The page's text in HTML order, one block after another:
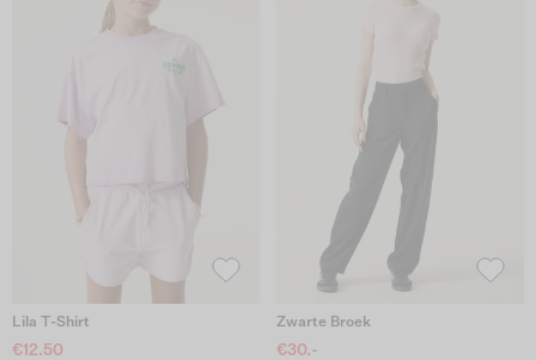
Lila T-Shirt
€12.50
Zwarte Broek
€30.-